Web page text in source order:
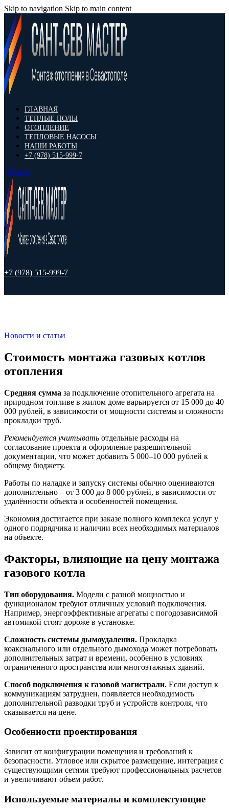
Skip to navigation Skip to main content
ГЛАВНАЯ
ТЕПЛЫЕ ПОЛЫ
ОТОПЛЕНИЕ
ТЕПЛОВЫЕ НАСОСЫ
НАШИ РАБОТЫ
+7 (978) 515-999-7
Поиск
+7 (978) 515-999-7
Новости и статьи
Стоимость монтажа газовых котлов
отопления
Средняя сумма за подключение отопительного агрегата на
природном топливе в жилом доме варьируется от 15 000 до 40
000 рублей, в зависимости от мощности системы и сложности
прокладки труб.
Рекомендуется учитывать отдельные расходы на
согласование проекта и оформление разрешительной
документации, что может добавить 5 000–10 000 рублей к
общему бюджету.
Работы по наладке и запуску системы обычно оцениваются
дополнительно – от 3 000 до 8 000 рублей, в зависимости от
удалённости объекта и особенностей помещения.
Экономия достигается при заказе полного комплекса услуг у
одного подрядчика и наличии всех необходимых материалов
на объекте.
Факторы, влияющие на цену монтажа
газового котла
Тип оборудования. Модели с разной мощностью и
функционалом требуют отличных условий подключения.
Например, энергоэффективные агрегаты с погодозависимой
автомикой стоят дороже в установке.
Сложность системы дымоудаления. Прокладка
коаксиального или отдельного дымохода может потребовать
дополнительных затрат и времени, особенно в условиях
ограниченного пространства или многоэтажных зданий.
Способ подключения к газовой магистрали. Если доступ к
коммуникациям затруднен, появляется необходимость
дополнительной разводки труб и устройств контроля, что
сказывается на цене.
Особенности проектирования
Зависит от конфигурации помещения и требований к
безопасности. Угловое или скрытое размещение, интеграция с
существующими сетями требуют профессиональных расчетов
и увеличивают объем работ.
Используемые материалы и комплектующие